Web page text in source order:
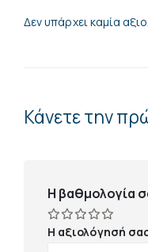
Δεν υπάρχει καμία
Κάνετε την
Η βαθμολογία
Η αξιολόγησή